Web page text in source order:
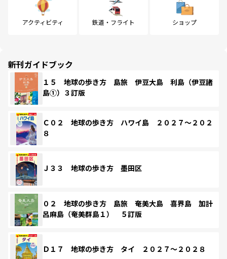
アクティビティ 鉄道・フライト ショップ
新刊ガイドブック
１５ 地球の歩き方 島旅 伊豆大島 利島（伊豆諸
島①）３訂版
Ｃ０２ 地球の歩き方 ハワイ島 ２０２７～２０２
８
Ｊ３３ 地球の歩き方 墨田区
０２ 地球の歩き方 島旅 奄美大島 喜界島 加計
呂麻島（奄美群島１） ５訂版
Ｄ１７ 地球の歩き方 タイ ２０２７～２０２８